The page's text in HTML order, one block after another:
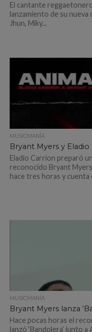
El cantante
lanzamiento de su nueva
Jhun, Miky...
MUSICMANÍA
Bryant Myers y Eladio
Eladio Carrion preparó
reconocido Bryant Myers
hace tres horas y cuenta
MUSICMANÍA
Bryant Myers lanza
Hace pocas horas el
lanzó ‘Bandolera’ junto